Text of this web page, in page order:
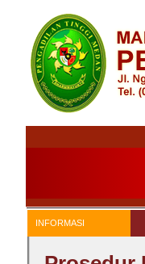
content
INFORMASI